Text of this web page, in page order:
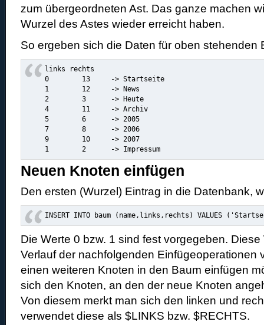
zum übergeordneten Ast. Das ganze machen
Wurzel des Astes wieder erreicht haben.
So ergeben sich die Daten für oben stehenden
links rechts
0        13     -> Startseite
1 	 12	-> News
2 	 3	-> Heute
4 	 11	-> Archiv
5 	 6	-> 2005
7 	 8	-> 2006
9 	 10	-> 2007
1 	 2	-> Impressum
Neuen Knoten einfügen
Den ersten (Wurzel) Eintrag in die Datenbank,
INSERT INTO baum (name,links,rechts) VALUES
Die Werte 0 bzw. 1 sind fest vorgegeben.
Verlauf der nachfolgenden Einfügeoperationen
einen weiteren Knoten in den Baum einfügen
sich den Knoten, an den der neue Knoten
Von diesem merkt man sich den linken und
verwendet diese als $LINKS bzw. $RECHTS.